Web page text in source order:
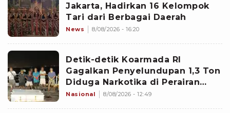
Jakarta, Hadirkan 16 Kelompok
Tari dari Berbagai Daerah
News 8/08/2026 - 16:20
Detik-detik Koarmada RI
Gagalkan Penyelundupan 1,3 Ton
Diduga Narkotika di Perairan
Bintan
Nasional 8/08/2026 - 12:49